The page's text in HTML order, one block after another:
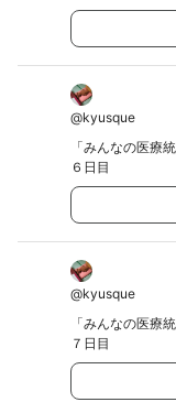
@kyusque
「みんなの医療
６日目
@kyusque
「みんなの医療
７日目